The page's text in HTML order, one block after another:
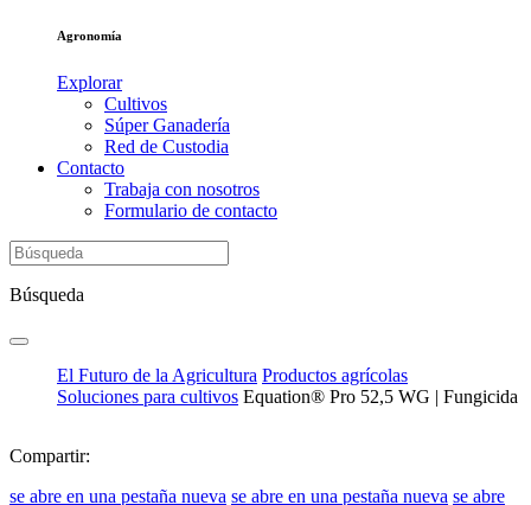
Agronomía
Explorar
Cultivos
Súper Ganadería
Red de Custodia
Contacto
Trabaja con nosotros
Formulario de contacto
Búsqueda
El Futuro de la Agricultura Productos agrícolas
Soluciones para cultivos Equation® Pro 52,5 WG | Fungicida
Compartir:
se abre en una pestaña nueva se abre en una pestaña nueva se abre